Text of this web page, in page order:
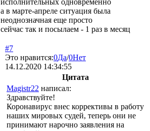
а в марте-апреле ситуация была
неоднозначная еще просто
сейчас так и посылаем - 1 раз в месяц
#7
Это нравится:0Да/0Нет
14.12.2020 14:34:55
Цитата
Magistr22 написал:
Здравствуйте!
Коронавирус внес коррективы в работу
наших мировых судей, теперь они не
принимают нарочно заявления на